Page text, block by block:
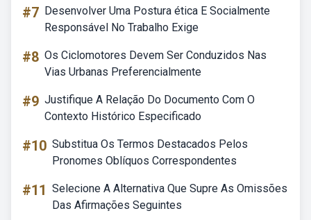
#7 Desenvolver Uma Postura ética E Socialmente
Responsável No Trabalho Exige
#8 Os Ciclomotores Devem Ser Conduzidos Nas
Vias Urbanas Preferencialmente
#9 Justifique A Relação Do Documento Com O
Contexto Histórico Especificado
#10 Substitua Os Termos Destacados Pelos
Pronomes Oblíquos Correspondentes
#11 Selecione A Alternativa Que Supre As Omissões
Das Afirmações Seguintes